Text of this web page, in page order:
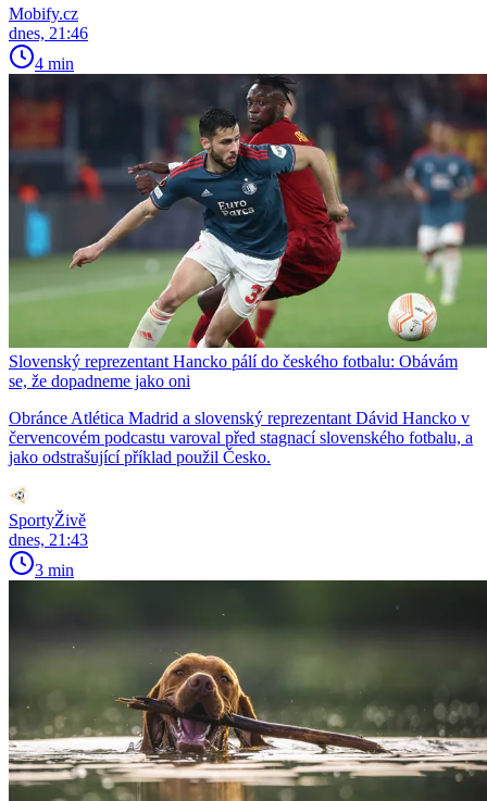
Mobify.cz
dnes, 21:46
4 min
Slovenský reprezentant Hancko pálí do českého fotbalu: Obávám
se, že dopadneme jako oni
Obránce Atlética Madrid a slovenský reprezentant Dávid Hancko v
červencovém podcastu varoval před stagnací slovenského fotbalu, a
jako odstrašující příklad použil Česko.
SportyŽivě
dnes, 21:43
3 min